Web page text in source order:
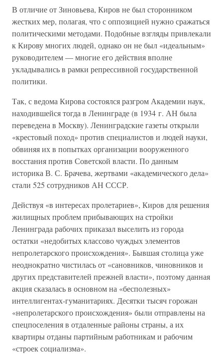
В отличие от Зиновьева, Киров не был сторонником
жестких мер, полагая, что с оппозицией нужно сражаться
политическими методами. Подобные взгляды привлекали
к Кирову многих людей, однако он не был «идеальным»
руководителем — многие его действия вполне
укладывались в рамки репрессивной государственной
политики.
Так, с ведома Кирова состоялся разгром Академии наук,
находившейся тогда в Ленинграде (в 1934 г. АН была
переведена в Москву). Ленинградские газеты открыли
«крестовый поход» против специалистов и людей науки,
обвиняя их в попытках организации вооруженного
восстания против Советской власти. По данным
историка В. С. Брачева, жертвами «академического дела»
стали 525 сотрудников АН СССР.
Действуя «в интересах пролетариев», Киров для решения
жилищных проблем прибывающих на стройки
Ленинграда рабочих приказал выселить из города
остатки «недобитых классово чуждых элементов
непролетарского происхождения». Бывшая столица уже
неоднократно чистилась от «сановников, чиновников и
других представителей прежней власти», поэтому данная
акция сказалась в основном на «бесполезных»
интеллигентах-гуманитариях. Десятки тысяч горожан
«непролетарского происхождения» были отправлены на
спецпоселения в отдаленные районы страны, а их
квартиры отданы партийным работникам и рабочим
«строек социализма».